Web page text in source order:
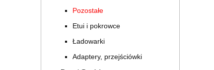
Pozostałe
Etui i pokrowce
Ładowarki
Adaptery, przejściówki